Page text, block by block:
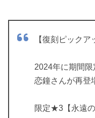
【復刻ピックア
2024年に期間
恋鐘さんが再登
限定★3【永遠